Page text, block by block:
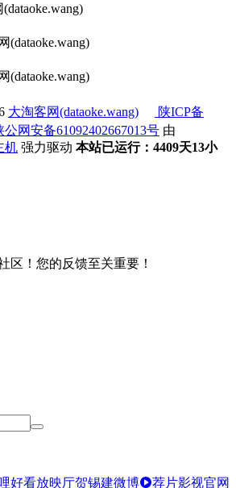
大淘客网(dataoke.wang)
陕ICP备
公网安备61092402667013号 由
强力驱动 本站已运行：4409天13小
区！您的反馈至关重要！
好看放映厅贺锡建微博 荐片影视官网